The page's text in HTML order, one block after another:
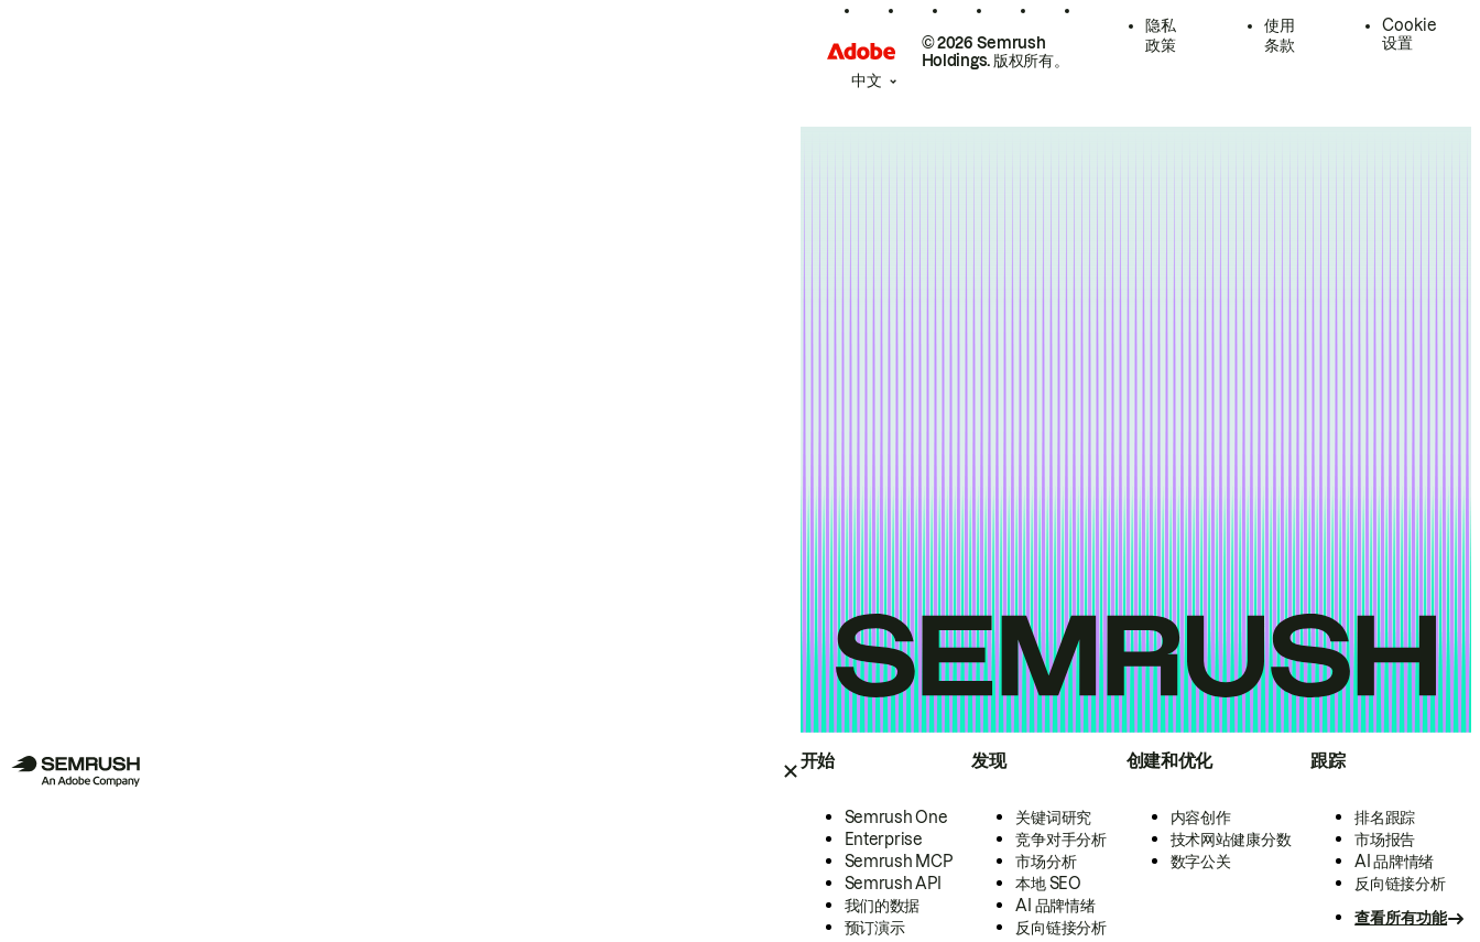
开始
Semrush One
Enterprise
Semrush MCP
Semrush API
我们的数据
预订演示
发现
关键词研究
竞争对手分析
市场分析
本地 SEO
AI 品牌情绪
反向链接分析
创建和优化
内容创作
技术网站健康分数
数字公关
跟踪
排名跟踪
市场报告
AI 品牌情绪
反向链接分析
查看所有功能
© 2026 Semrush
Holdings. 版权所有。
隐私
政策
使用
条款
Cookie
设置
中文